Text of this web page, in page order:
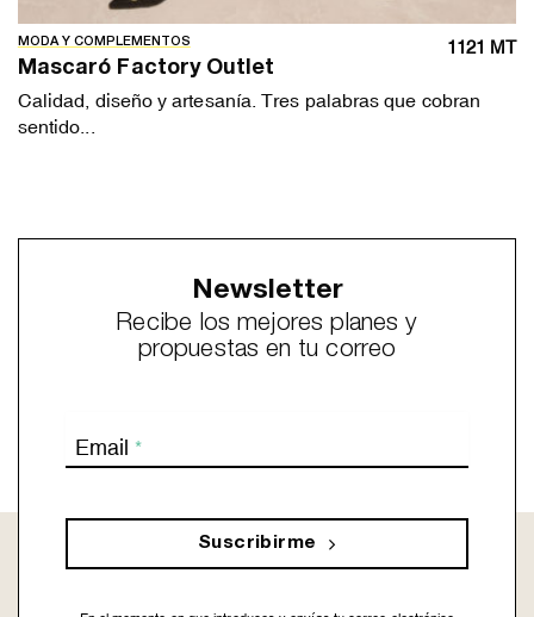
MODA Y COMPLEMENTOS 1121 MT
Mascaró Factory Outlet
Calidad, diseño y artesanía. Tres palabras que cobran
sentido...
Newsletter
Recibe los mejores planes y
propuestas en tu correo
Email *
Suscribirme